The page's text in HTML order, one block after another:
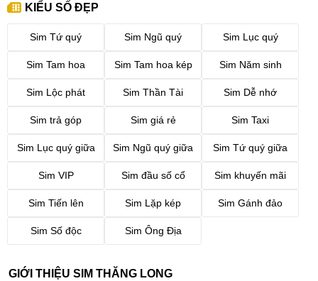
KIỂU SỐ ĐẸP
Sim Tứ quý Sim Ngũ quý Sim Lục quý
Sim Tam hoa Sim Tam hoa kép Sim Năm sinh
Sim Lộc phát Sim Thần Tài Sim Dễ nhớ
Sim trả góp Sim giá rẻ Sim Taxi
Sim Lục quý giữa Sim Ngũ quý giữa Sim Tứ quý giữa
Sim VIP Sim đầu số cổ Sim khuyến mãi
Sim Tiến lên Sim Lặp kép Sim Gánh đảo
Sim Số độc Sim Ông Địa
GIỚI THIỆU SIM THĂNG LONG